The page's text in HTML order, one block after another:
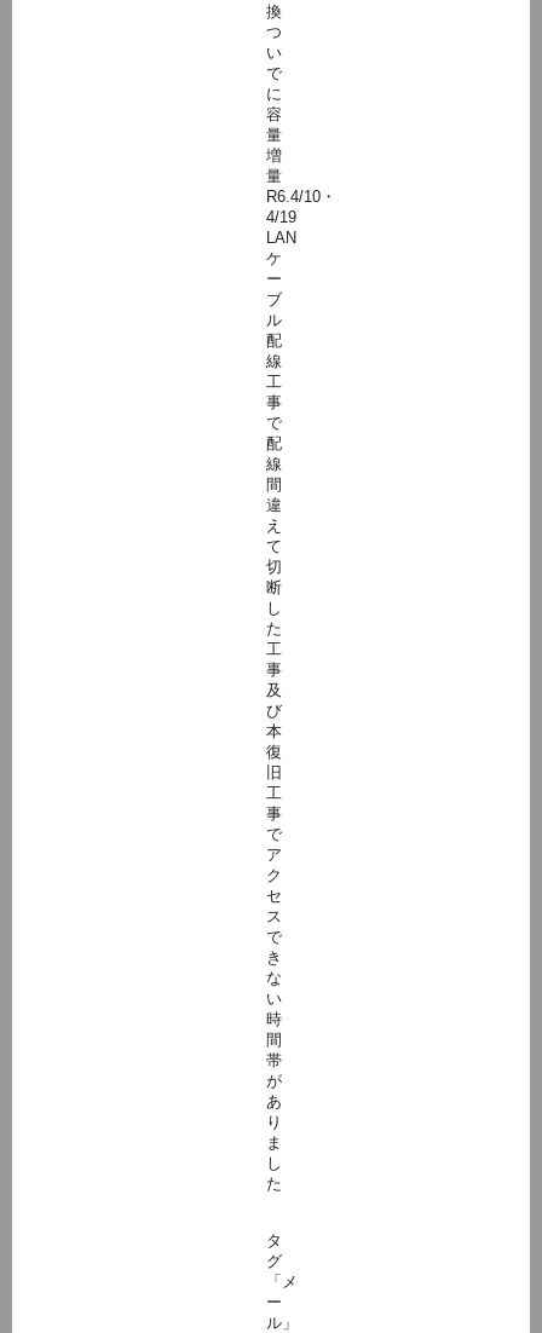
換
つ
い
で
に
容
量
増
量
R6.4/10・
4/19
LAN
ケ
ー
ブ
ル
配
線
工
事
で
配
線
間
違
え
て
切
断
し
た
工
事
及
び
本
復
旧
工
事
で
ア
ク
セ
ス
で
き
な
い
時
間
帯
が
あ
り
ま
し
た
タ
グ
「メ
ー
ル」